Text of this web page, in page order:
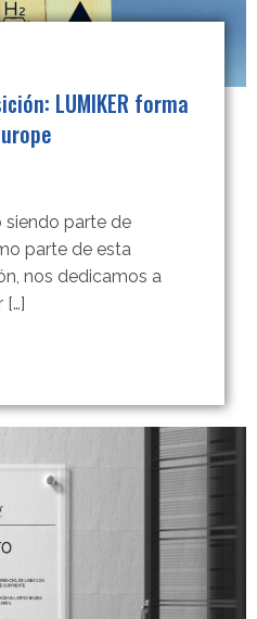
LUMIKER forma
siendo parte de
parte de esta
nos dedicamos a
[…]